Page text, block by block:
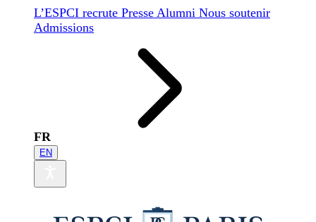
L’ESPCI recrute Presse Alumni Nous soutenir
Admissions
FR
EN